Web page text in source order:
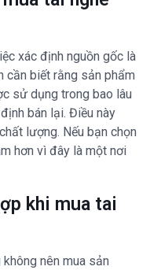
xác định nguồn gốc là
cần biết rằng sản phẩm
sử dụng trong bao lâu
bán lại. Điều này
lượng. Nếu bạn chọn
hơn vì đây là một nơi
khi mua tai
nên mua sản